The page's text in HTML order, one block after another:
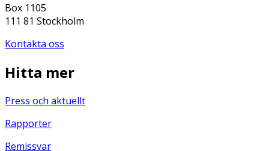
Box 1105
111 81 Stockholm
Kontakta oss
Hitta mer
Press och aktuellt
Rapporter
Remissvar